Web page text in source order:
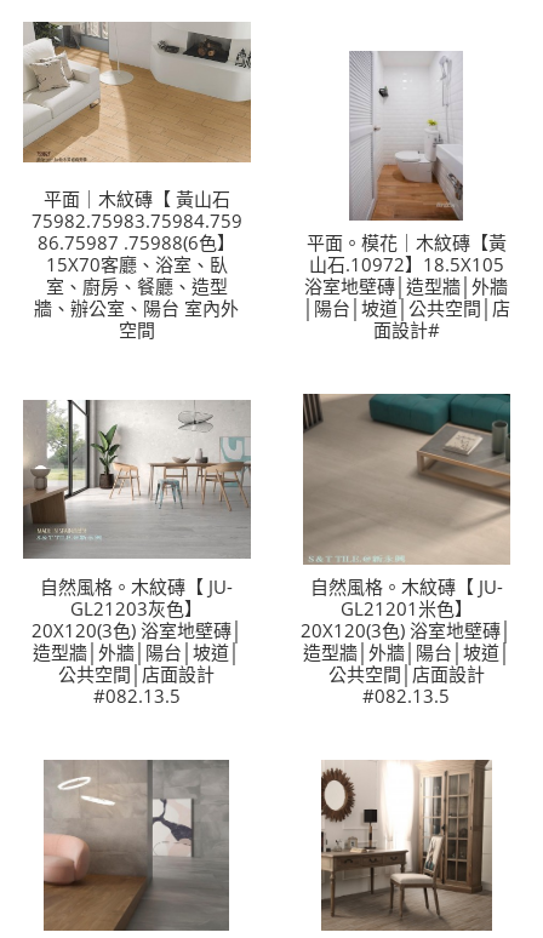
平面｜木紋磚【 黃山石
75982.75983.75984.759
86.75987 .75988(6色】
15X70客廳、浴室、臥
室、廚房、餐廳、造型
牆、辦公室、陽台 室內外
空間
平面。模花｜木紋磚【黃
山石.10972】18.5X105
浴室地壁磚│造型牆│外牆
│陽台│坡道│公共空間│店
面設計#
自然風格。木紋磚【 JU-
GL21203灰色】
20X120(3色) 浴室地壁磚│
造型牆│外牆│陽台│坡道│
公共空間│店面設計
#082.13.5
自然風格。木紋磚【 JU-
GL21201米色】
20X120(3色) 浴室地壁磚│
造型牆│外牆│陽台│坡道│
公共空間│店面設計
#082.13.5